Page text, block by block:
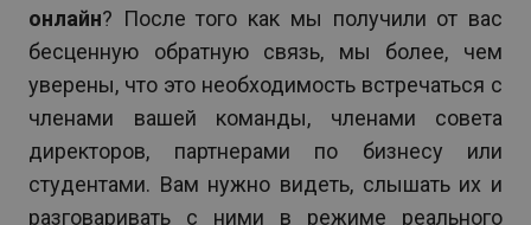
онлайн? После того как мы получили от вас
бесценную обратную связь, мы более, чем
уверены, что это необходимость встречаться с
членами вашей команды, членами совета
директоров, партнерами по бизнесу или
студентами. Вам нужно видеть, слышать их и
разговаривать с ними в режиме реального